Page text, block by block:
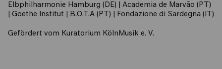
Elbphilharmonie Hamburg (DE) | Academia de Marvão (PT)
| Goethe Institut | B.O.T.A (PT) | Fondazione di Sardegna (IT)
Gefördert vom Kuratorium KölnMusik e. V.